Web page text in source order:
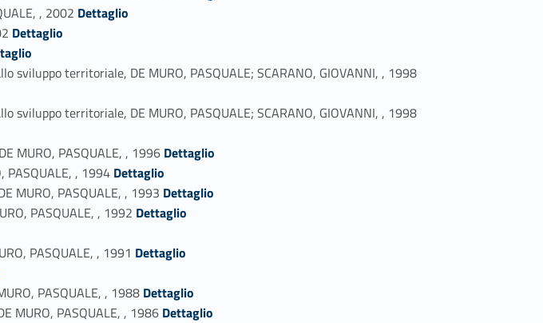
, 2002 Link identifier #identifier_person_43942-25
Dettaglio
Link identifier #identifier_person_165889-26
Dettaglio
territoriale, DE MURO, PASQUALE; SCARANO, GIOVANNI, , 1998
territoriale, DE MURO, PASQUALE; SCARANO, GIOVANNI, , 1998
MURO, PASQUALE, , 1996 Link identifier #identifier_person_186499-30
Dettaglio
PASQUALE, , 1994 Link identifier #identifier_person_105332-31
Dettaglio
PASQUALE, , 1993 Link identifier #identifier_person_66587-32
Dettaglio
PASQUALE, , 1992 Link identifier #identifier_person_137878-33
Dettaglio
PASQUALE, , 1991 Link identifier #identifier_person_104277-35
Dettaglio
PASQUALE, , 1988 Link identifier #identifier_person_114752-37
Dettaglio
MURO, PASQUALE, , 1986 Link identifier #identifier_person_189759-38
Dettaglio